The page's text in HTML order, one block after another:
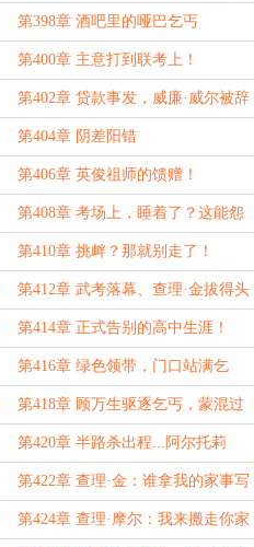
断
第398章 酒吧里的哑巴乞丐
第400章 主意打到联考上！
第402章 贷款事发，威廉·威尔被辞
退
第404章 阴差阳错
第406章 英俊祖师的馈赠！
第408章 考场上，睡着了？这能怨
谁！
第410章 挑衅？那就别走了！
第412章 武考落幕、查理·金拔得头
筹！
第414章 正式告别的高中生涯！
第416章 绿色领带，门口站满乞
丐！
第418章 顾万生驱逐乞丐，蒙混过
关的爱新觉罗·紫卉
第420章 半路杀出程...阿尔托莉
雅！
第422章 查理·金：谁拿我的家事写
传记呢？
第424章 查理·摩尔：我来搬走你家